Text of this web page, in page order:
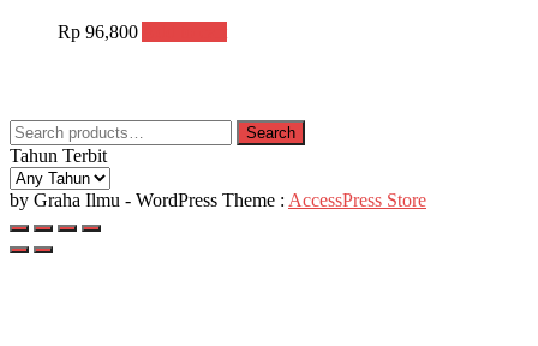
Rp 96,800
Search
for:
Search
Tahun Terbit
by Graha Ilmu - WordPress Theme : AccessPress Store